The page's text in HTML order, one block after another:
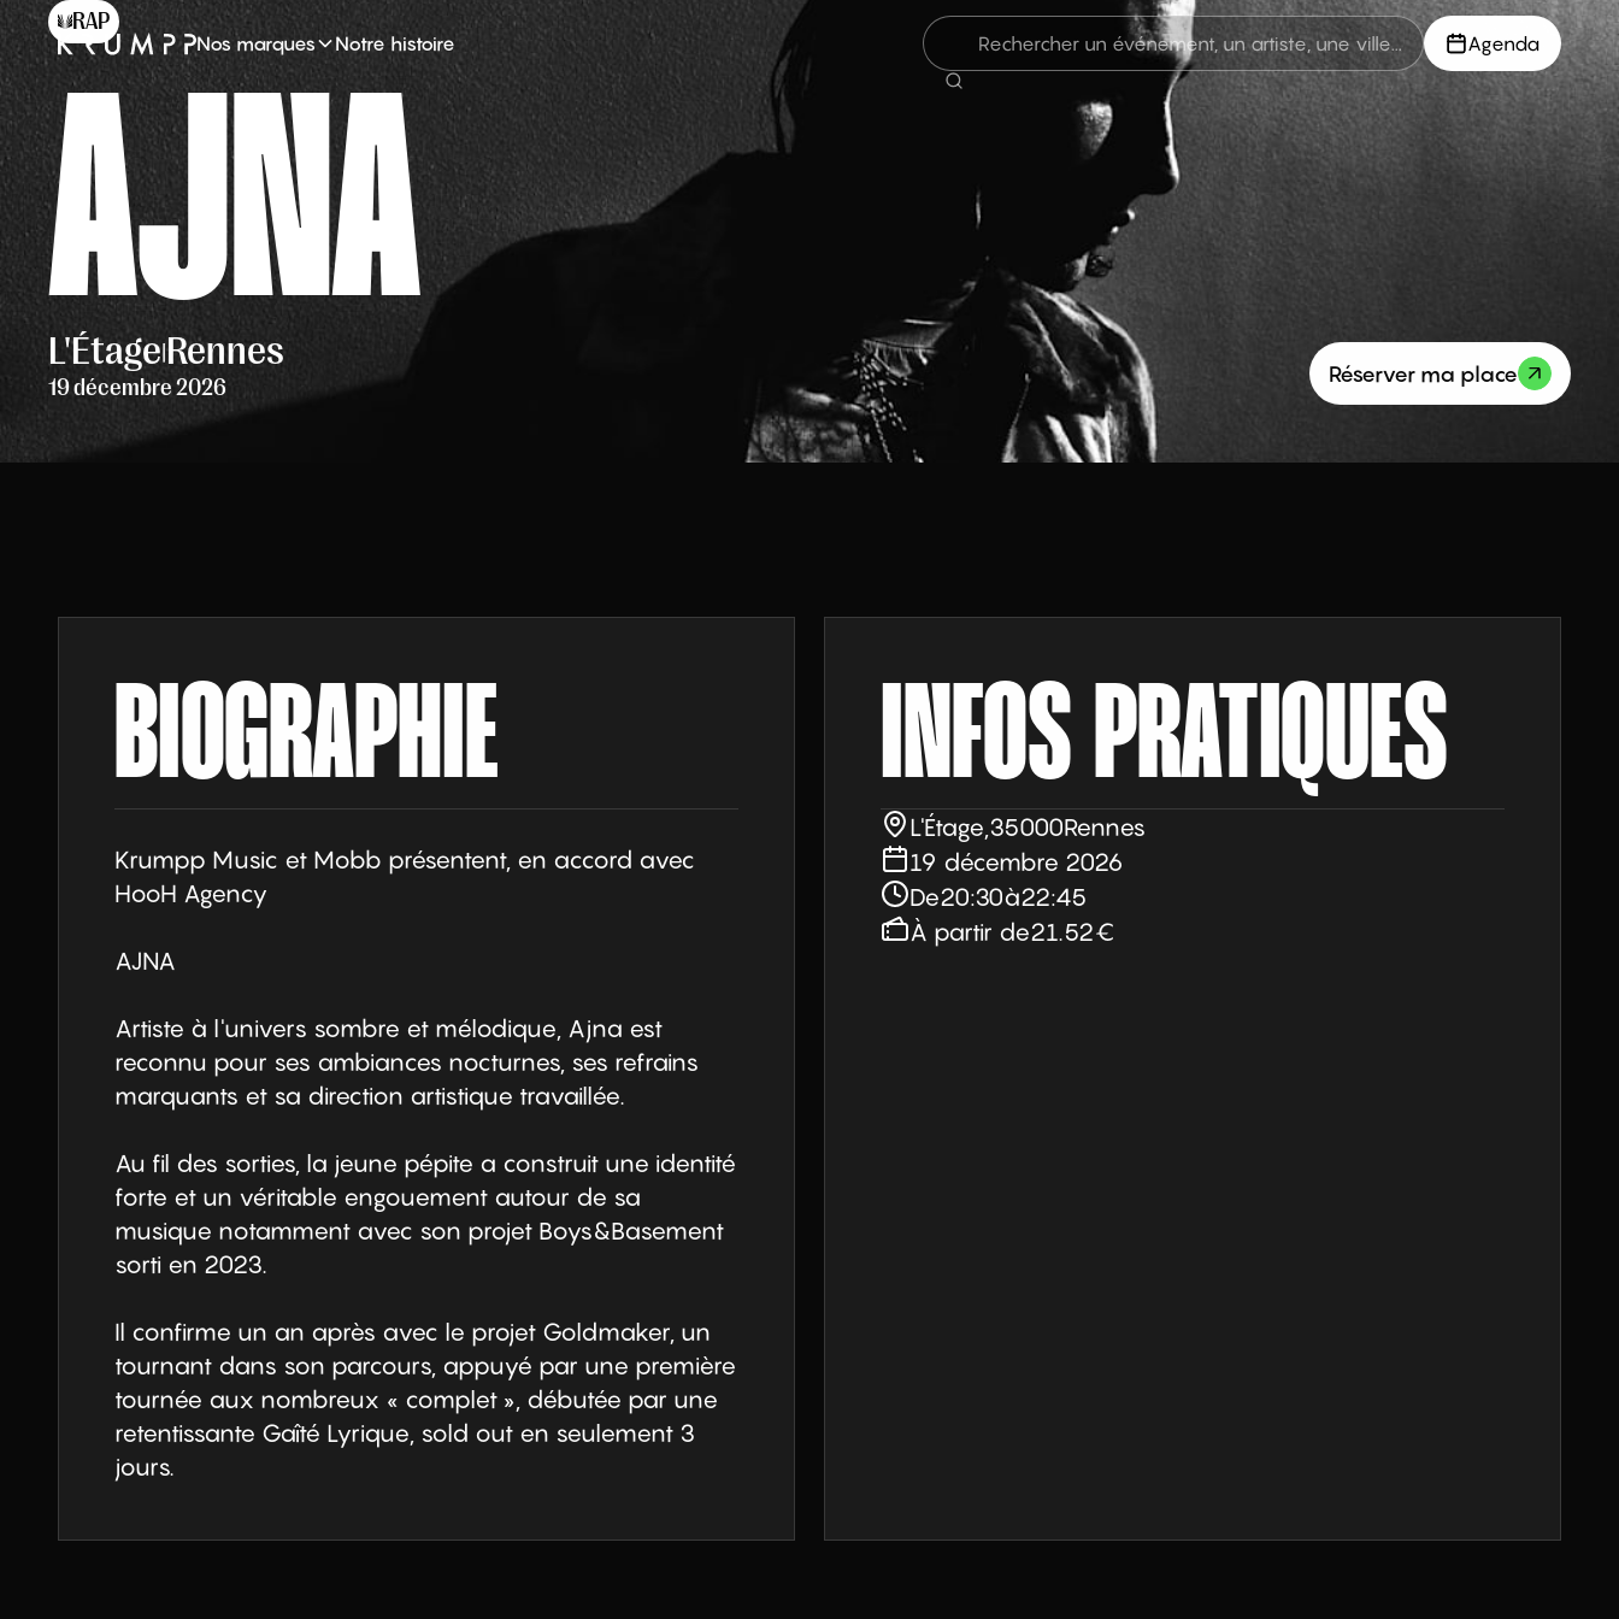
Nos marques Notre histoire Agenda
RAP
AJNA
L'Étage|Rennes
19 décembre 2026
Réserver ma place
BIOGRAPHIE
Krumpp Music et Mobb présentent, en accord avec
HooH Agency
AJNA
Artiste à l'univers sombre et mélodique, Ajna est
reconnu pour ses ambiances nocturnes, ses refrains
marquants et sa direction artistique travaillée.
Au fil des sorties, la jeune pépite a construit une identité
forte et un véritable engouement autour de sa
musique notamment avec son projet Boys&Basement
sorti en 2023.
Il confirme un an après avec le projet Goldmaker, un
tournant dans son parcours, appuyé par une première
tournée aux nombreux « complet », débutée par une
retentissante Gaîté Lyrique, sold out en seulement 3
jours.
Après plus d'un an de teasing, d'extraits et de visuels, il
INFOS PRATIQUES
L'Étage 35000Rennes
19 décembre 2026
De20:30à22:45
À partir de21.52€